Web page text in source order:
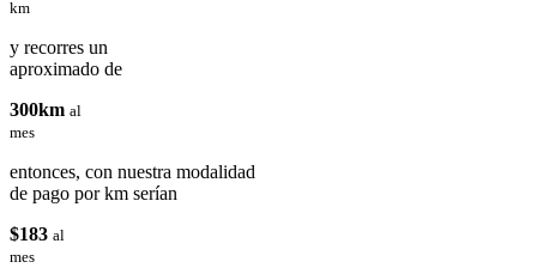
km
y recorres un
aproximado de
300km al
mes
entonces, con nuestra modalidad
de pago por km serían
$183 al
mes